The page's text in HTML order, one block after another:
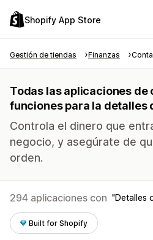
Shopify App Store
Gestión de tiendas Finanzas
Todas las aplicaciones
funciones para la detalles
Controla el dinero que
negocio, y asegúrate de
orden.
294 aplicaciones con Detalles
Built for Shopify